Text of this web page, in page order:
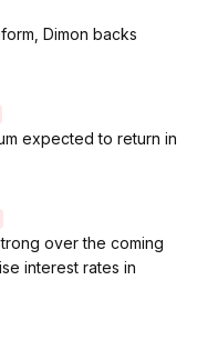
Dimon backs
expected to return in
over the coming
interest rates in